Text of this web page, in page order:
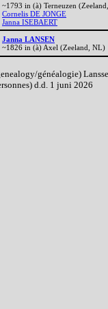
~1793 in (à) Terneuzen
Cornelis DE JONGE
Janna ISEBAERT
Janna LANSEN
~1826 in (à) Axel (Zeeland, NL)
généalogie)
d.d. 1 juni 2026